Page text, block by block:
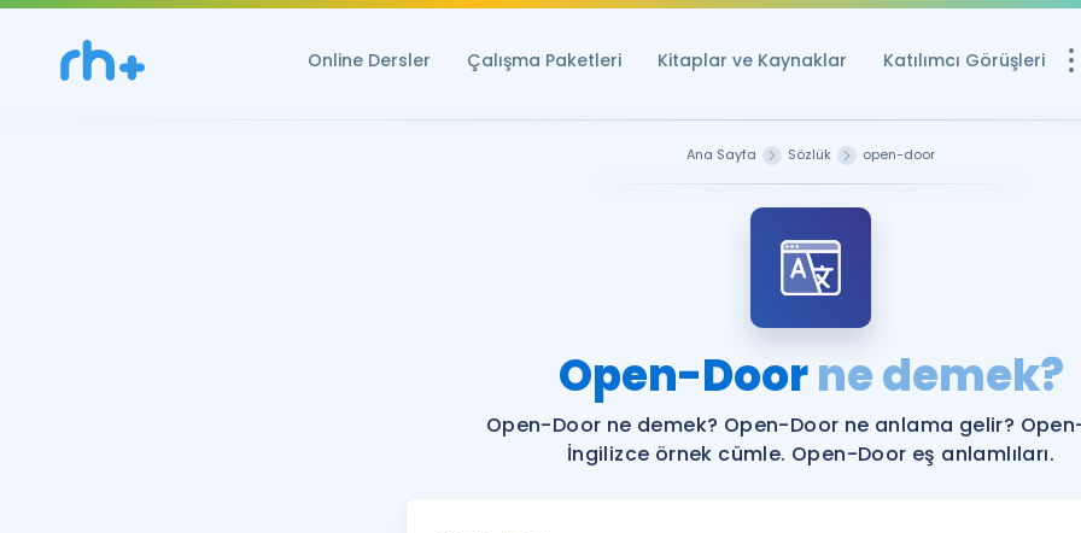
Online Dersler Çalışma Paketleri Kitaplar ve Kaynaklar Katılımcı Görüşleri
Ücretsiz
YDS ve YÖKDİL
YDS ve YÖKDİL'e
Tüm ÖSYM
Ana Sayfa Sözlük open-door
Open-Doorne demek?
Open-Door ne demek? Open-Door ne anlama gelir?
İngilizce örnek cümle. Open-Door eş anlamlıları.